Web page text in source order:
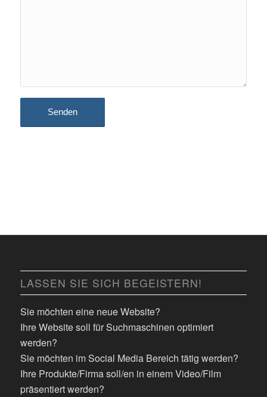
LASSEN SIE SICH BEGEISTERN!
Sie möchten eine neue Website?
Ihre Website soll für Suchmaschinen optimiert
werden?
Sie möchten im Social Media Bereich tätig werden?
Ihre Produkte/Firma soll/en in einem Video/Film
präsentiert werden?